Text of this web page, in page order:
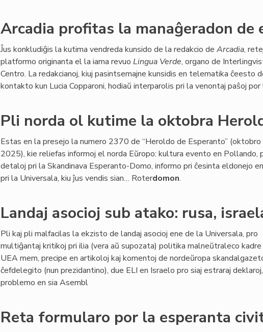
Arcadia profitas la manaĝeradon de
Ĵus konkludiĝis la kutima vendreda kunsido de la redakcio de Arcadia,
platformo originanta el la iama revuo Lingua Verde, organo de
Centro. La redakcianoj, kiuj pasintsemajne kunsidis en telematika ĉeesto
kontakto kun Lucia Copparoni, hodiaŭ interparolis pri la venontaj paŝoj por
Pli norda ol kutime la oktobra
Estas en la presejo la numero 2370 de “Heroldo de Esperanto” (oktobro
2025), kie reliefas informoj el norda Eŭropo: kultura evento en Pollando,
detaloj pri la Skandinava Esperanto-Domo, informo pri ĉesinta eldonejo
pri la Universala, kiu ĵus vendis sian… Roterdomon.
Landaj asocioj sub atako: rusa,
Pli kaj pli malfacilas la ekzisto de landaj asocioj ene de la Universala, pro
multiĝantaj kritikoj pri ilia (vera aŭ supozata) politika malneŭtraleco kadre
UEA mem, precipe en artikoloj kaj komentoj de nordeŭropa
ĉefdelegito (nun prezidantino), due ELI en Israelo pro siaj estraraj
problemo en sia Asembl
Reta formularo por la esperanta